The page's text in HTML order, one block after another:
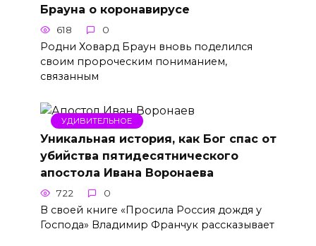
Брауна о коронавирусе
618 0
Родни Ховард Браун вновь поделился
своим пророческим пониманием,
связанным
УДИВИТЕЛЬНОЕ
Уникальная история, как Бог спас от
убийства пятидесятнического
апостола Ивана Воронаева
722 0
В своей книге «Просила Россия дождя у
Господа» Владимир Франчук рассказывает